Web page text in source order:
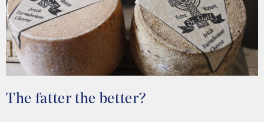
The fatter the better?